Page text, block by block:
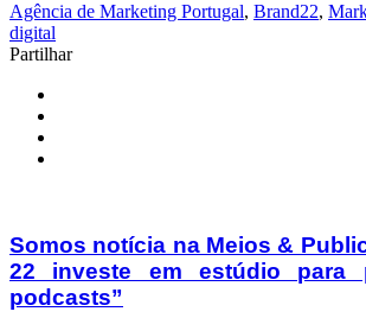
Agência de Marketing Portugal, Brand22,
digital
Partilhar
Somos notícia na Meios &
22 investe em estúdio para
podcasts”